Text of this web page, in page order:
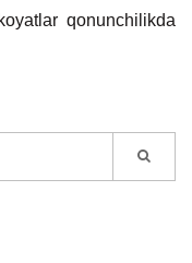
qonunchilikda